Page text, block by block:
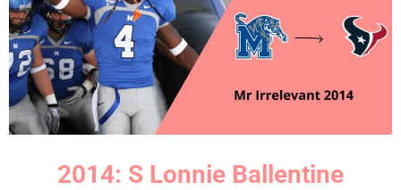
2014: S Lonnie Ballentine